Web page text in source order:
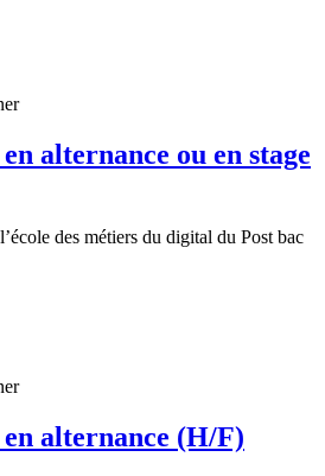
alternance ou en stage
des métiers du digital du Post bac
alternance (H/F)